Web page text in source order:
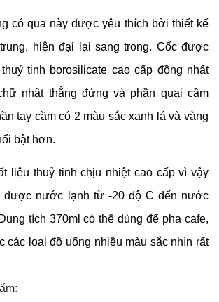
có qua này được yêu thích bởi thiết kế
hiện đại lại sang trong. Cốc được
tinh borosilicate cao cấp đồng nhất
nhật thẳng đứng và phần quai cầm
tay cầm có 2 màu sắc xanh lá và vàng
bật hơn.
liệu thuỷ tinh chịu nhiệt cao cấp vì vậy
được nước lạnh từ -20 độ C đến nước
tích 370ml có thể dùng để pha cafe,
các loại đồ uống nhiều màu sắc nhìn rất